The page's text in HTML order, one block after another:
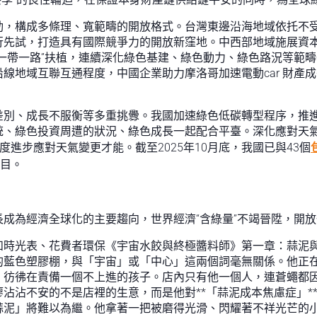
構成多條理、寬範疇的開放格式。台灣東邊沿海地域依托
試，打造具有國際競爭力的開放新窪地。中西部地域施展
一路”扶植，連續深化綠色基建、綠色動力、綠色路況等範
地域互聯互通程度，中國企業助力摩洛哥加速電動car 財產
、成長不服衡等多重挑釁。我國加速綠色低碳轉型程序，
綠色投資周遭的狀況、綠色成長一起配合平臺。深化應對
進步應對天氣變更才能。截至2025年10月底，我國已與43個
。
為經濟全球化的主要趨向，世界經濟“含綠量”不竭晉陞，開
光表、花費者環保《宇宙水餃與終極醬料師》第一章：蒜
色塑膠棚，與「宇宙」或「中心」這兩個詞毫無關係。他
彿在責備一個不上進的孩子。店內只有他一個人，連蒼蠅
沾不安的不是店裡的生意，而是他對**「蒜泥成本焦慮症」
」將難以為繼。他拿著一把被磨得光滑、閃耀著不祥光芒